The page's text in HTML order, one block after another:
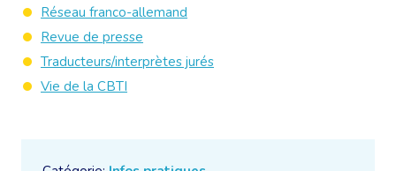
Réseau franco-allemand
Revue de presse
Traducteurs/interprètes jurés
Vie de la CBTI